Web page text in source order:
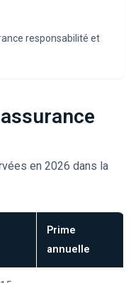
responsabilité et
en 2026 dans la
Prime
annuelle